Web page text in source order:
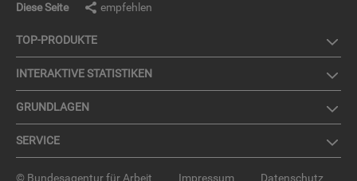
Diese Seite empfehlen
TOP-PRO­DUK­TE
IN­TER­AK­TI­VE STA­TIS­TI­KEN
GRUND­LA­GEN
SER­VICE
© Bundesagentur für Arbeit Impressum Datenschutz